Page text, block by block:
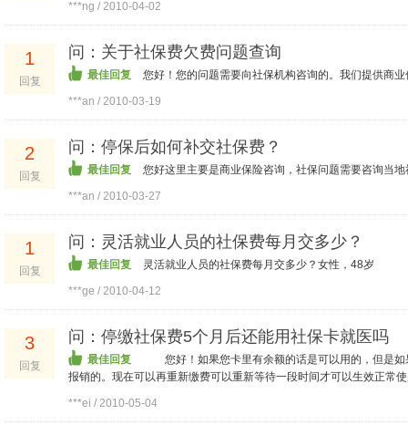
***ng / 2010-04-02
1
回复
问：关于社保费欠费问题查询
最佳回复 您好！您的问题需要向社保机构咨询的。我们提供商
***an / 2010-03-19
2
回复
问：停保后如何补交社保费？
最佳回复 您好这里主要是商业保险咨询，社保问题需要咨询当
***an / 2010-03-27
1
回复
问：灵活就业人员的社保费每月交多少？
最佳回复 灵活就业人员的社保费每月交多少？女性，48岁
***ge / 2010-04-12
3
回复
问：停缴社保费5个月后还能用社保卡就医吗
最佳回复
您好！如果您卡里有余额的话是可以用的，但是如
报销的。现在可以再重新缴费可以重新等待一段时间才可以生效正常
***ei / 2010-05-04